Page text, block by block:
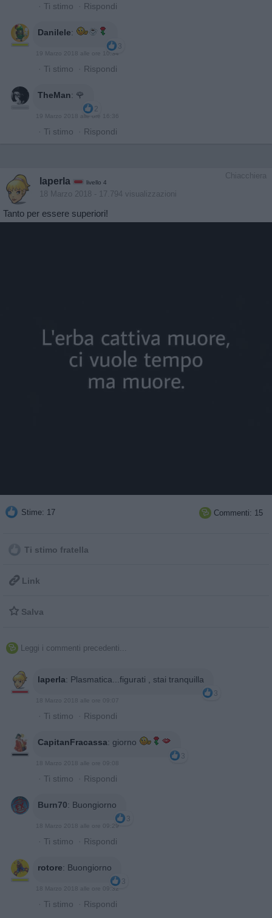
· Ti stimo · Rispondi
Danilele:
3
19 Marzo 2018 alle ore 10:34
· Ti stimo · Rispondi
TheMan: 🌹
2
19 Marzo 2018 alle ore 16:36
· Ti stimo · Rispondi
Chiacchiera
laperla livello 4
18 Marzo 2018 - 17.794 visualizzazioni
Tanto per essere superiori!
Stime: 17  Commenti: 15
Ti stimo fratella
 Link
 Salva
 Leggi i commenti precedenti...
laperla: Plasmatica...figurati , stai tranquilla
3
18 Marzo 2018 alle ore 09:07
· Ti stimo · Rispondi
CapitanFracassa: giorno
3
18 Marzo 2018 alle ore 09:08
· Ti stimo · Rispondi
Burn70: Buongiorno
3
18 Marzo 2018 alle ore 09:29
· Ti stimo · Rispondi
rotore: Buongiorno
3
18 Marzo 2018 alle ore 09:32
· Ti stimo · Rispondi